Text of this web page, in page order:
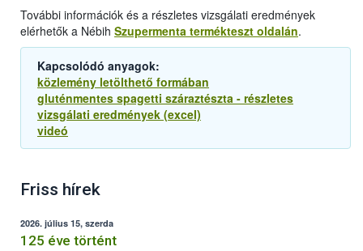
További információk és a részletes vizsgálati eredmények
elérhetők a Nébih Szupermenta termékteszt oldalán.
Kapcsolódó anyagok:
közlemény letölthető formában
gluténmentes spagetti száraztészta - részletes
vizsgálati eredmények (excel)
videó
Friss hírek
2026. július 15, szerda
125 éve történt